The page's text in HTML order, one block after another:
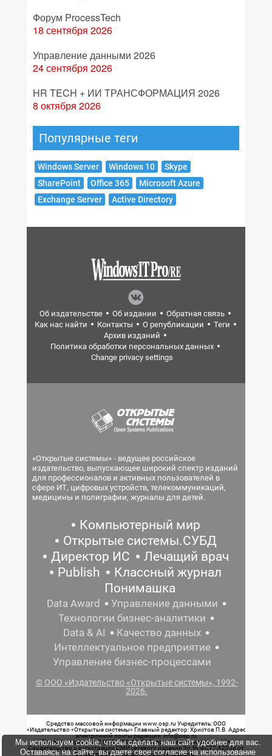
Форум ProcessTech
18 сентября 2026
Управление данными 2026
24 сентября 2026
HR TECH + ИИ ТРАНСФОРМАЦИЯ 2026
8 октября 2026
Популярные теги
Windows Server Windows 10
Skype
SharePoint
Office 365
Microsoft Azure
Exchange Server
Active Directory
Об издательстве Об издании
Обратная связь
Как нас найти
Контакты О републикации
Теги
Архив изданий
Политика обработки персональных данных
Change privacy settings
«Открытые системы» - ведущее российское
издательство, выпускающее широкий спектр изданий
для профессионалов и активных пользователей в
сфере ИТ, цифровых устройств, телекоммуникаций,
медицины и полиграфии, журналы для детей.
Компьютерный мир
Открытые системы.СУБД
Директор ИС
Лечащий врач
Publish
Классный журнал
Понимашка
Data Award
Управление данными
Технологии бизнес-аналитики
Data & AI
Качество данных
Интеллектуальное предприятие
Управление бизнес-процессами
© ООО «Издательство «Открытые системы», 1992-
2026.
Средство массовой информации www.osp.ru Учредитель: ООО
«Издательство «Открытые системы» Главный редактор: Христов П.В. Адрес
электронной почты редакции: info@osp.ru
Телефон редакции: 7 (499) 703-18-54 Возрастная маркировка: 12+
Свидетельство о регистрации СМИ сетевого издания Эл.№ ФС77-62008 от
05 июня 2015 г. выдано Роскомнадзором.
Мы используем cookie, чтобы сделать наш сайт удобнее для вас.
Оставаясь на сайте, вы даете свое согласие на использование